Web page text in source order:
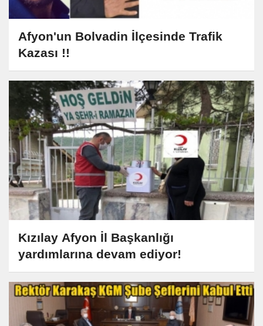
Afyon'un Bolvadin İlçesinde Trafik
Kazası !!
Kızılay Afyon İl Başkanlığı
yardımlarına devam ediyor!